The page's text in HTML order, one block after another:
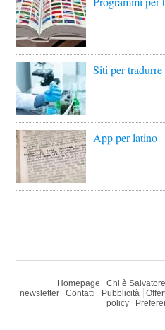
Siti per
App per latino
Homepage Chi è
newsletter
Contatti Pubblicità
policy